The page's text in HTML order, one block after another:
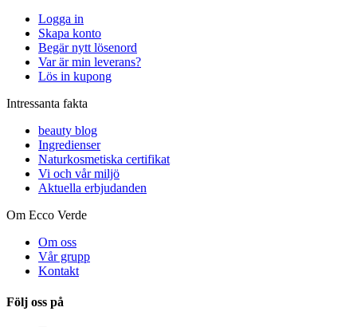
Logga in
Skapa konto
Begär nytt lösenord
Var är min leverans?
Lös in kupong
Intressanta fakta
beauty blog
Ingredienser
Naturkosmetiska certifikat
Vi och vår miljö
Aktuella erbjudanden
Om Ecco Verde
Om oss
Vår grupp
Kontakt
Följ oss på